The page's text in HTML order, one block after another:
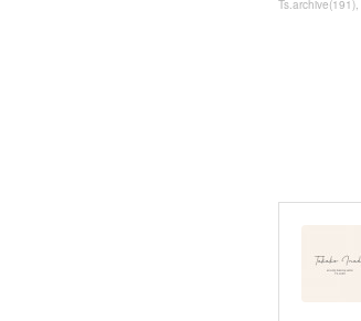
Ts.archive(191)